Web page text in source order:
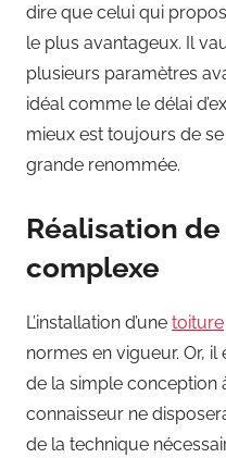
dire que celui qui
le plus avantageux. Il
plusieurs paramètres
idéal comme le délai
mieux est toujours de
grande renommée.
Réalisation
complexe
L’installation d’une toiture
normes en vigueur. Or,
de la simple conception
connaisseur ne
de la technique